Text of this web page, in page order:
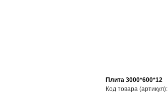
Плита 3000*600*12
Код товара (артикул):